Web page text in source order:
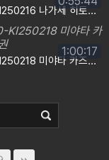
C0930-KI250216 나가세 히토미 20권
C0930-KI250218 미야타 카즈미, 34 권
1:00:17